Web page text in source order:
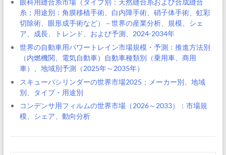
眼科用縫合糸市場（タイプ別：天然縫合糸および合成縫合
糸；用途別：角膜移植手術、白内障手術、硝子体手術、虹彩
切除術、眼形成手術など）－世界の産業分析、規模、シェ
ア、成長、トレンド、および予測、2024-2034年
世界の自動車用パワートレイン市場規模・予測：推進方法別
（内燃機関、電気自動車）自動車種類別（乗用車、商用
車）、地域別予測（2025年～2035年）
スキューバシリンダーの世界市場2025：メーカー別、地域
別、タイプ・用途別
コンデンサ用フィルムの世界市場（2026～2033）：市場規
模、シェア、動向分析